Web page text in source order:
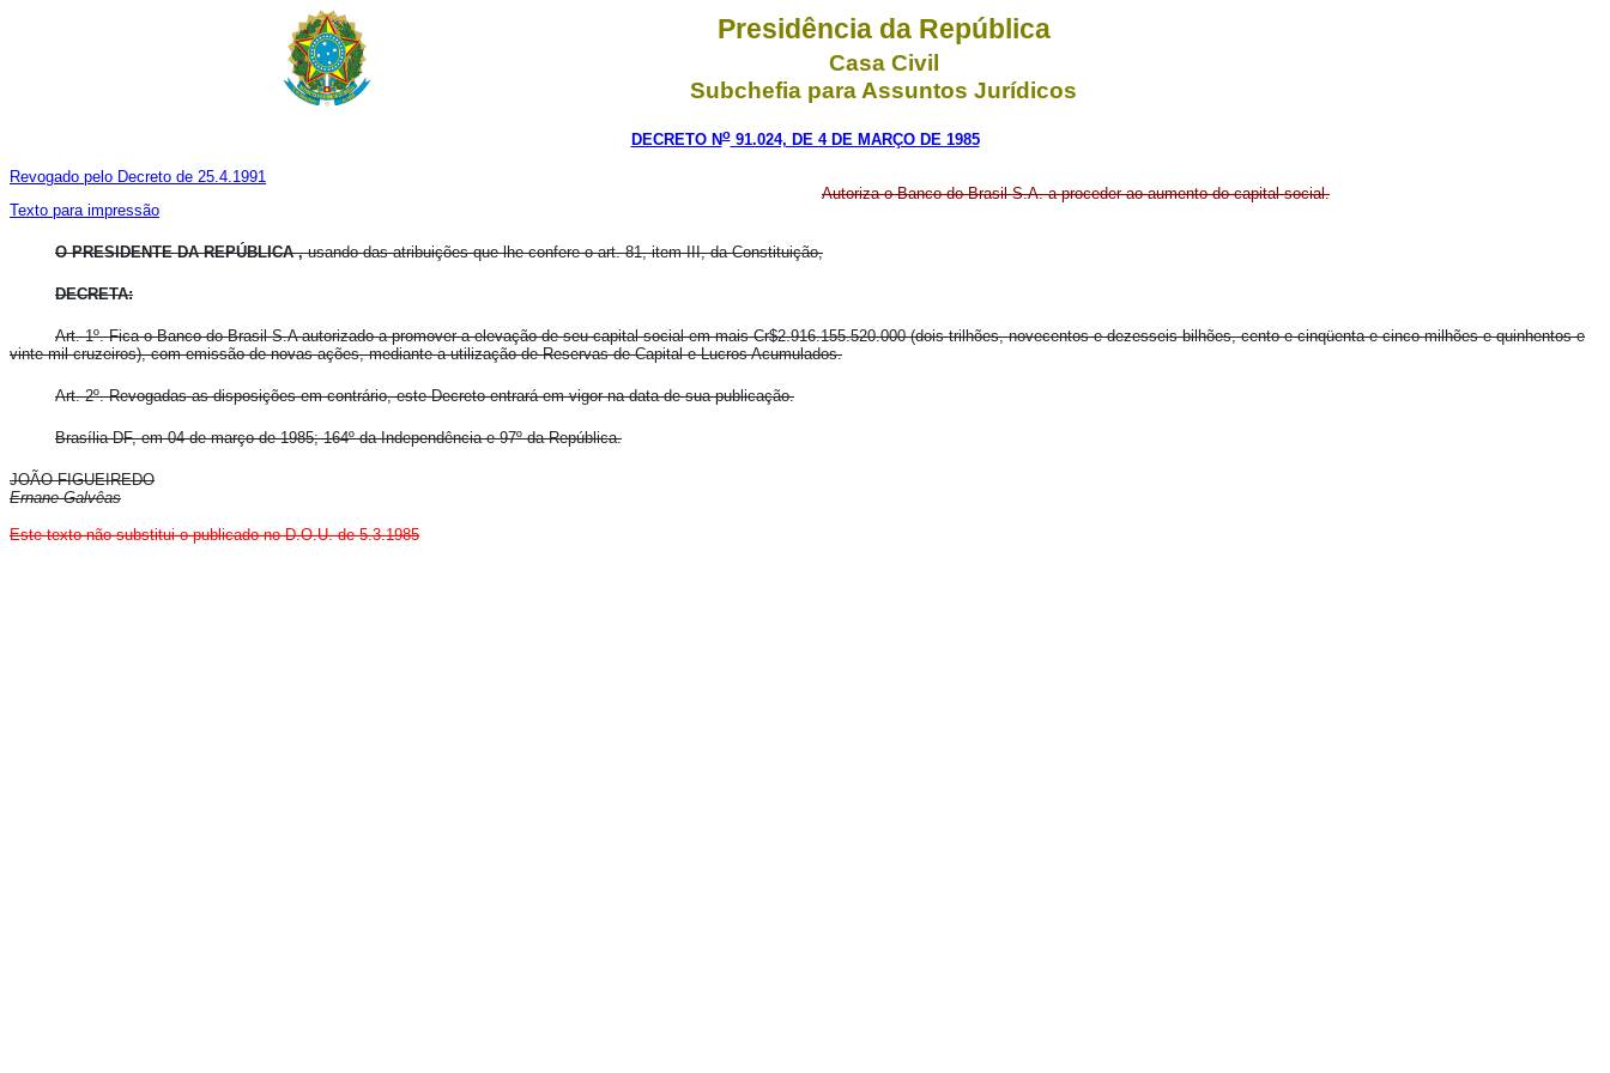
Presidência da República
Casa Civil
Subchefia para Assuntos Jurídicos
DECRETO No91.024, DE 4 DE MARÇO DE 1985
Revogado pelo Decreto de 25.4.1991
Texto para impressão
Autoriza o Banco do Brasil S.A. a proceder ao aumento do capital social.
O PRESIDENTE DA REPÚBLICA ,usando das atribuições que lhe confere o art. 81, item III, da Constituição,
DECRETA:
Art. 1º. Fica o Banco do Brasil S.A autorizado a promover a elevação de seu capital social em mais Cr$2.916.155.520.000 (dois trilhões, novecentos e dezesseis bilhões, cento e cinqüenta e cinco milhões e quinhentos e
vinte mil cruzeiros), com emissão de novas ações, mediante a utilização de Reservas de Capital e Lucros Acumulados.
Art. 2º. Revogadas as disposições em contrário, este Decreto entrará em vigor na data de sua publicação.
Brasília-DF, em 04 de março de 1985; 164º da Independência e 97º da República.
JOÃO FIGUEIREDO
Ernane Galvêas
Este texto não substitui o publicado no D.O.U. de 5.3.1985